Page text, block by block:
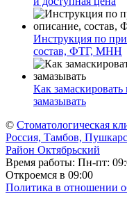
Инструкция по
состав, ФТГ, МНН
Как
замазывать
© Стоматологическая
Россия, Тамбов,
Район Октябрьский
Время работы: Пн-пт:
Откроемся в 09:00
Политика в отношении